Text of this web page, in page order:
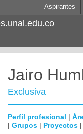
Aspirantes
Jairo
Exclusiva
Perfil profesional |
| Grupos | Proyectos